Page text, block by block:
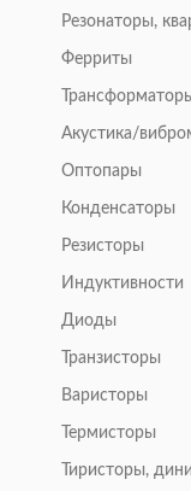
Резонаторы,
Ферриты
Акустика/
Оптопары
Конденсаторы
Резисторы
Индуктивности
Диоды
Транзисторы
Варисторы
Термисторы
Тиристоры,